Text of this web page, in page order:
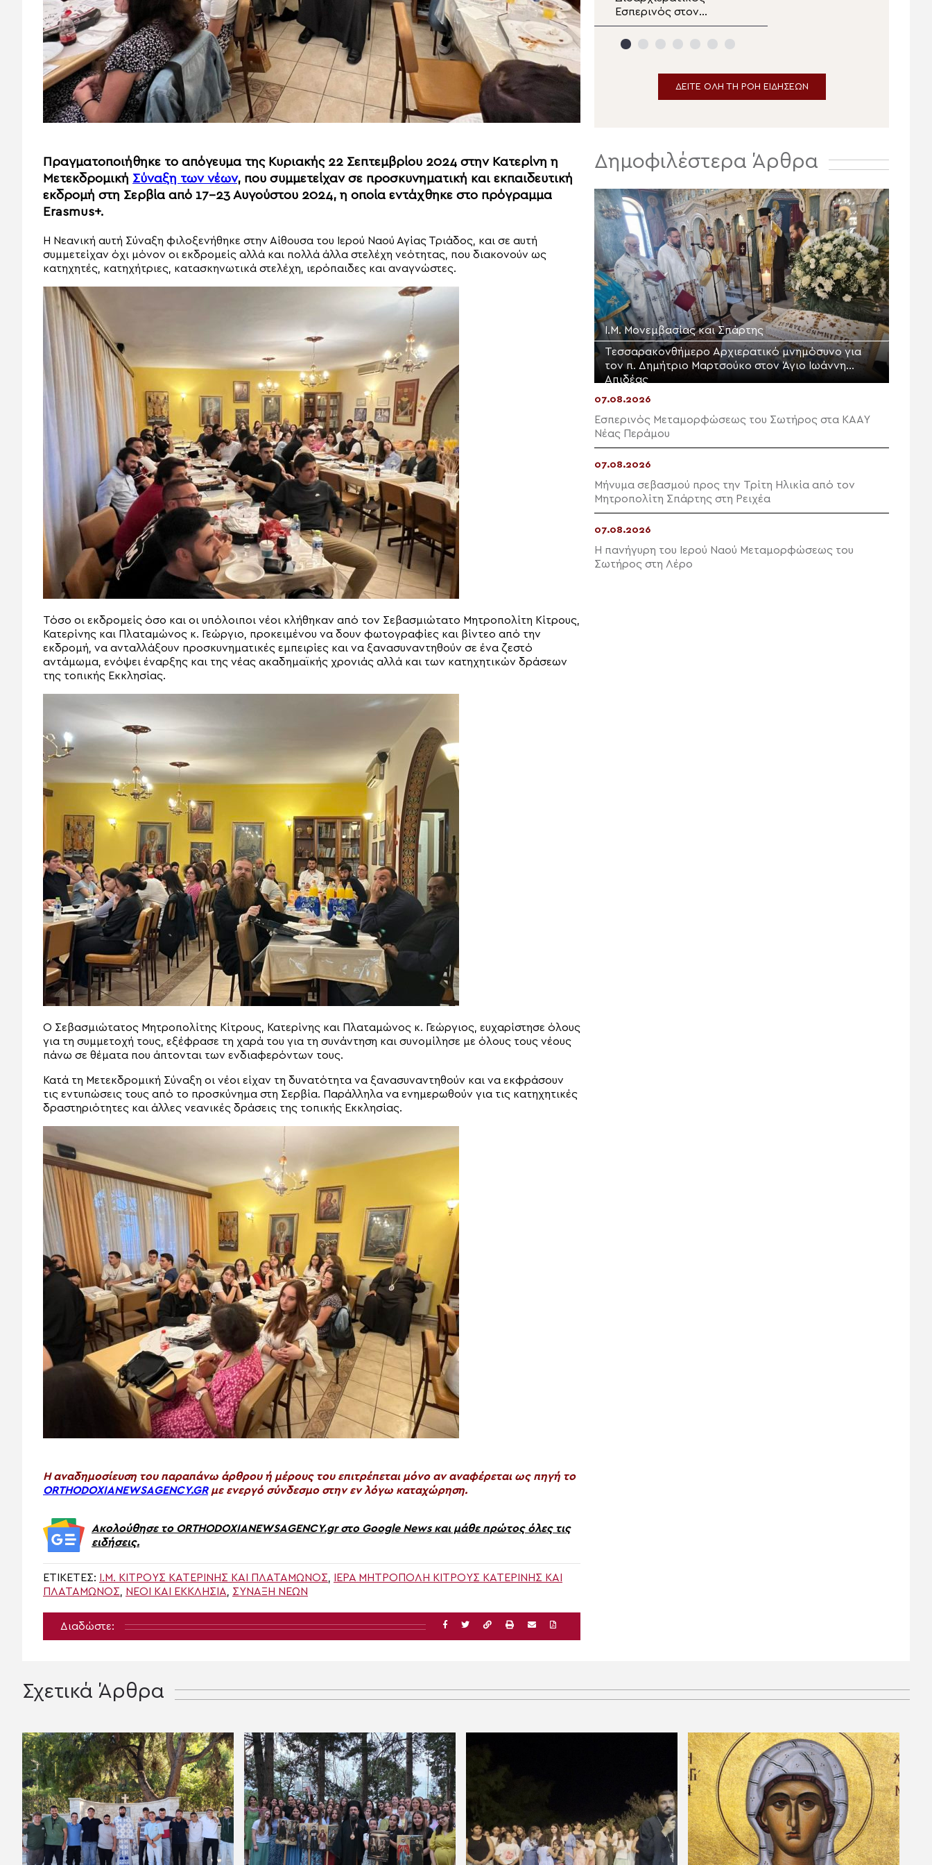
Πραγματοποιήθηκε το απόγευμα της Κυριακής 22 Σεπτεμβρίου 2024 στην Κατερίνη η
Μετεκδρομική Σύναξη των νέων, που συμμετείχαν σε προσκυνηματική και εκπαιδευτική
εκδρομή στη Σερβία από 17-23 Αυγούστου 2024, η οποία εντάχθηκε στο πρόγραμμα
Erasmus+.
Η Νεανική αυτή Σύναξη φιλοξενήθηκε στην Αίθουσα του Ιερού Ναού Αγίας Τριάδος, και σε αυτή
συμμετείχαν όχι μόνον οι εκδρομείς αλλά και πολλά άλλα στελέχη νεότητας, που διακονούν ως
κατηχητές, κατηχήτριες, κατασκηνωτικά στελέχη, ιερόπαιδες και αναγνώστες.
Τόσο οι εκδρομείς όσο και οι υπόλοιποι νέοι κλήθηκαν από τον Σεβασμιώτατο Μητροπολίτη Κίτρους,
Κατερίνης και Πλαταμώνος κ. Γεώργιο, προκειμένου να δουν φωτογραφίες και βίντεο από την
εκδρομή, να ανταλλάξουν προσκυνηματικές εμπειρίες και να ξανασυναντηθούν σε ένα ζεστό
αντάμωμα, ενόψει έναρξης και της νέας ακαδημαϊκής χρονιάς αλλά και των κατηχητικών δράσεων
της τοπικής Εκκλησίας.
Ο Σεβασμιώτατος Μητροπολίτης Κίτρους, Κατερίνης και Πλαταμώνος κ. Γεώργιος, ευχαρίστησε όλους
για τη συμμετοχή τους, εξέφρασε τη χαρά του για τη συνάντηση και συνομίλησε με όλους τους νέους
πάνω σε θέματα που άπτονται των ενδιαφερόντων τους.
Κατά τη Μετεκδρομική Σύναξη οι νέοι είχαν τη δυνατότητα να ξανασυναντηθούν και να εκφράσουν
τις εντυπώσεις τους από το προσκύνημα στη Σερβία. Παράλληλα να ενημερωθούν για τις κατηχητικές
δραστηριότητες και άλλες νεανικές δράσεις της τοπικής Εκκλησίας.
H αναδημοσίευση του παραπάνω άρθρου ή μέρους του επιτρέπεται μόνο αν αναφέρεται ως πηγή το
ORTHODOXIANEWSAGENCY.GRμε ενεργό σύνδεσμο στην εν λόγω καταχώρηση.
Ακολούθησε το ORTHODOXIANEWSAGENCY.gr στο Google News και μάθε πρώτος όλες τις
ειδήσεις.
ΕΤΙΚΈΤΕΣ: Ι.Μ. ΚΊΤΡΟΥΣ ΚΑΤΕΡΙΝΗΣ ΚΑΙ ΠΛΑΤΑΜΩΝΟΣ
ΙΕΡΆ ΜΗΤΡΌΠΟΛΗ ΚΊΤΡΟΥΣ ΚΑΤΕΡΊΝΗΣ ΚΑΙ
ΠΛΑΤΑΜΏΝΟΣ
ΝΈΟΙ ΚΑΙ ΕΚΚΛΗΣΊΑ ΣΎΝΑΞΗ ΝΈΩΝ
Διαδώστε:
διπλή εορτή της Σάμου
Εσπερινός στον
πανηγυρίζοντα
Μητροπολιτικό Ναό της
ΔΕΙΤΕ ΟΛΗ ΤΗ ΡΟΗ ΕΙΔΗΣΕΩΝ
Δημοφιλέστερα Άρθρα
Ι.Μ. Μονεμβασίας και Σπάρτης
Τεσσαρακονθήμερο Αρχιερατικό μνημόσυνο για
τον π. Δημήτριο Μαρτσούκο στον Άγιο Ιωάννη
Απιδέας
07.08.2026
Εσπερινός Μεταμορφώσεως του Σωτήρος στα ΚΑΑΥ
Νέας Περάμου
07.08.2026
Μήνυμα σεβασμού προς την Τρίτη Ηλικία από τον
Μητροπολίτη Σπάρτης στη Ρειχέα
07.08.2026
Η πανήγυρη του Ιερού Ναού Μεταμορφώσεως του
Σωτήρος στη Λέρο
Σχετικά Άρθρα